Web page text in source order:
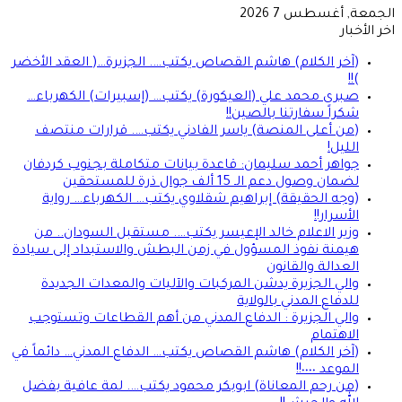
الجمعة, أغسطس 7 2026
اخر الأخبار
(آخر الكلام) هاشم القصاص يكتب…. الجزيرة…( العقد الأخضر
)!!
صبرى محمد علي (العيكورة) يكتب… (إسبيرات) الكهرباء…
شكراً سفارتنا بالصين!!
(من أعلى المنصة) ياسر الفادني يكتب…. قرارات منتصف
الليل!
جواهر أحمد سليمان: قاعدة بيانات متكاملة بجنوب كردفان
لضمان وصول دعم الـ 15 ألف جوال ذرة للمستحقين
(وجه الحقيقة) إبراهيم شقلاوي يكتب… الكهرباء… رواية
الأسرار!!
وزير الاعلام خالد الإعيسر يكتب…. مستقبل السودان.. من
هيمنة نفوذ المسؤول في زمن البطش والاستبداد إلى سيادة
العدالة والقانون
والي الجزيرة يدشن المركبات والآليات والمعدات الجديدة
للدفاع المدني بالولاية
والي الجزيرة : الدفاع المدني من أهم القطاعات وتستوجب
الاهتمام
(آخر الكلام) هاشم القصاص يكتب… الدفاع المدني… دائماً في
الموعد ٠٠٠٠!!
(من رحم المعاناة) ابوبكر محمود يكتب…. لمة عافية بفضل